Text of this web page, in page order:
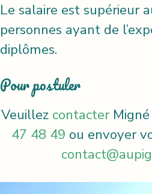
Le salaire est supérieur
personnes ayant de
diplômes.
Pour postuler
Veuillez contacterMigné
47 48 49 ou envoyer